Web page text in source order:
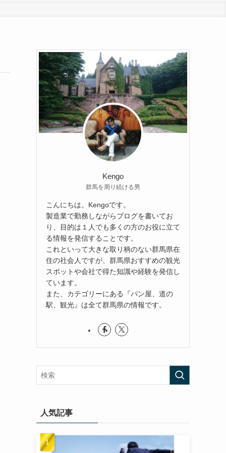
Kengo
群馬を周り続ける男
こんにちは。Kengoです。
製造業で勤務しながらブログを書いてお
り、目的は１人でも多くの方のお役に立て
る情報を発信することです。
これといって大きな取り柄のない群馬県在
住の社会人ですが、群馬県おすすめの観光
スポットや会社で得た知識や経験を発信し
ています。
また、カテゴリーにある『パン屋、道の
駅、観光』は全て群馬県の情報です。
人気記事